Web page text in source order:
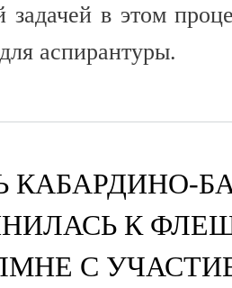
в этом
аспирантуры.
КАБАРДИНО-
К
С